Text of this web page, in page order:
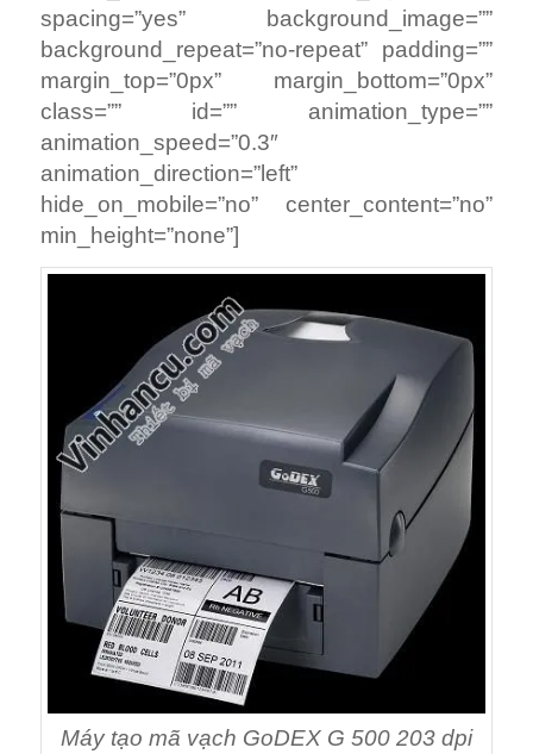
spacing=”yes” background_image=””
background_repeat=”no-repeat” padding=””
margin_top=”0px” margin_bottom=”0px”
class=”” id=”” animation_type=””
animation_speed=”0.3″
animation_direction=”left”
hide_on_mobile=”no” center_content=”no”
min_height=”none”]
Máy tạo mã vạch GoDEX G 500 203 dpi